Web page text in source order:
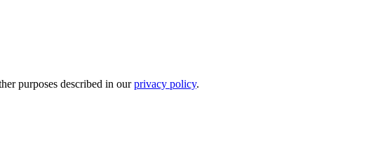
purposes described in ourprivacy policy.